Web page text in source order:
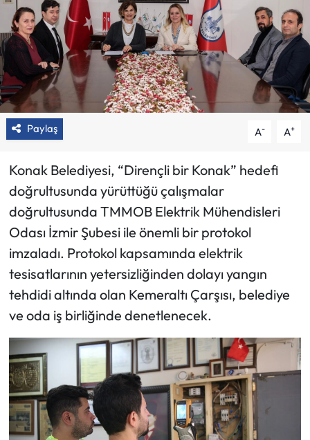
Paylaş A- A+
Konak Belediyesi, “Dirençli bir Konak” hedefi
doğrultusunda yürüttüğü çalışmalar
doğrultusunda TMMOB Elektrik Mühendisleri
Odası İzmir Şubesi ile önemli bir protokol
imzaladı. Protokol kapsamında elektrik
tesisatlarının yetersizliğinden dolayı yangın
tehdidi altında olan Kemeraltı Çarşısı, belediye
ve oda iş birliğinde denetlenecek.